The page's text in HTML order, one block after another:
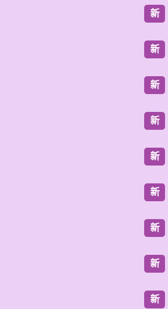
新
新
新
新
新
新
新
新
新